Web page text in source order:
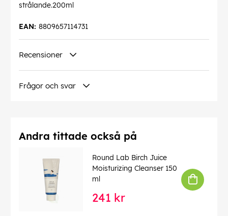
strålande.200ml
8809657114731
EAN:
Recensioner
Frågor och svar
Andra tittade också på
Round Lab Birch Juice
Moisturizing Cleanser 150
ml
241 kr